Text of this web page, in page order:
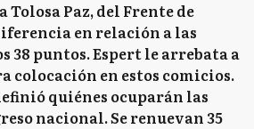
Paz, del Frente de
en relación a las
38 puntos. Espert le arrebata a
colocación en estos comicios.
quiénes ocuparán las
nacional. Se renuevan 35